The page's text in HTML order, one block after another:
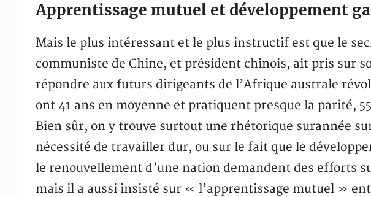
Apprentissage mutuel et développement
Mais le plus intéressant et le plus instructif est que le
communiste de Chine, et président chinois, ait pris sur
répondre aux futurs dirigeants de l’Afrique australe
ont 41 ans en moyenne et pratiquent presque la parité,
Bien sûr, on y trouve surtout une rhétorique surannée
nécessité de travailler dur, ou sur le fait que le
le renouvellement d’une nation demandent des efforts
mais il a aussi insisté sur « l’apprentissage mutuel »